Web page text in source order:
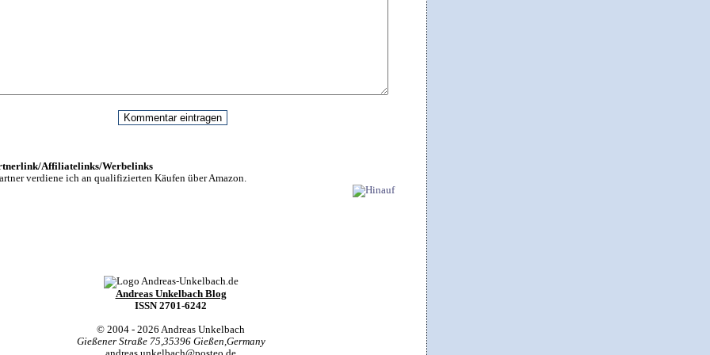
Affiliatelinks/Werbelinks
verdiene ich an qualifizierten Käufen über Amazon.
Andreas Unkelbach Blog
ISSN 2701-6242
© 2004 - 2026 Andreas Unkelbach
Gießener Straße 75,35396 Gießen,Germany